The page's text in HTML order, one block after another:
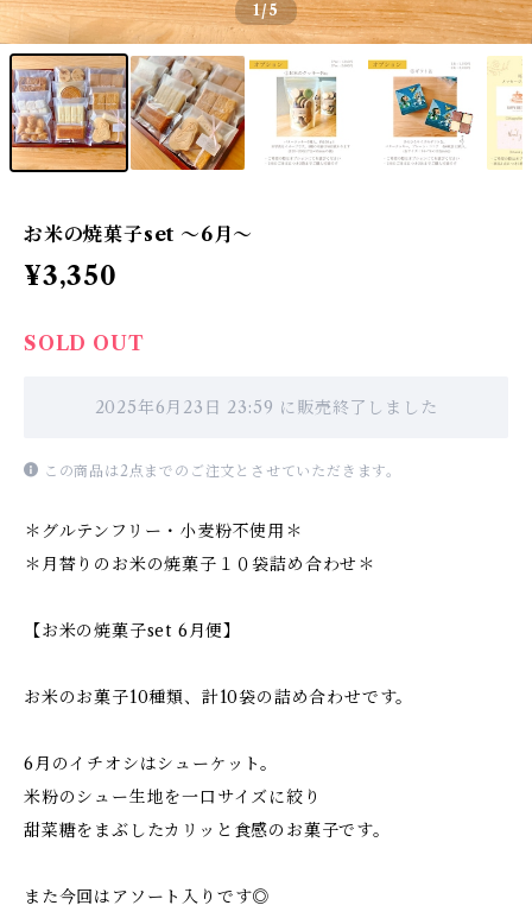
1/5
お米の焼菓子set ～6月～
¥3,350
SOLD OUT
2025年6月23日 23:59 に販売終了しました
この商品は2点までのご注文とさせていただきます。
＊グルテンフリー・小麦粉不使用＊
＊月替りのお米の焼菓子１０袋詰め合わせ＊
【お米の焼菓子set 6月便】
お米のお菓子10種類、計10袋の詰め合わせです。
6月のイチオシはシューケット。
米粉のシュー生地を一口サイズに絞り
甜菜糖をまぶしたカリッと食感のお菓子です。
また今回はアソート入りです◎